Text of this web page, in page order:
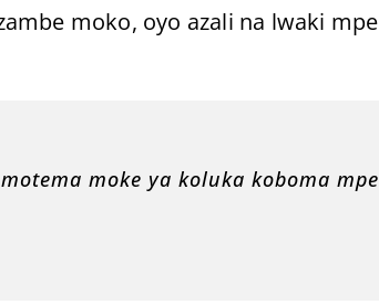
moko, oyo azali na lwaki mpe
moke ya koluka koboma mpe